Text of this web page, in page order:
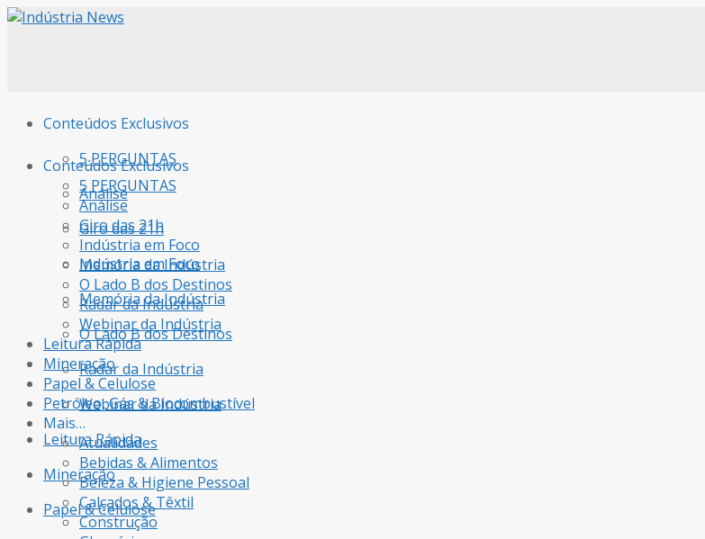
Conteúdos Exclusivos
5 PERGUNTAS
Análise
Giro das 21h
Indústria em Foco
Memória da Indústria
O Lado B dos Destinos
Radar da Indústria
Webinar da Indústria
Leitura Rápida
Mineração
Papel & Celulose
Conteúdos Exclusivos
5 PERGUNTAS
Análise
Giro das 21h
Indústria em Foco
Memória da Indústria
O Lado B dos Destinos
Radar da Indústria
Webinar da Indústria
Leitura Rápida
Mineração
Papel & Celulose
Petróleo, Gás & Biocombustível
Mais…
Atualidades
Bebidas & Alimentos
Beleza & Higiene Pessoal
Calçados & Têxtil
Construção